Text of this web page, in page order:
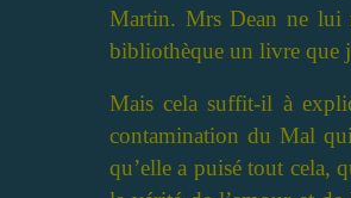
Martin. Mrs Dean ne lui
bibliothèque un livre que
Mais cela suffit-il à
contamination du Mal qui
qu’elle a puisé tout cela,